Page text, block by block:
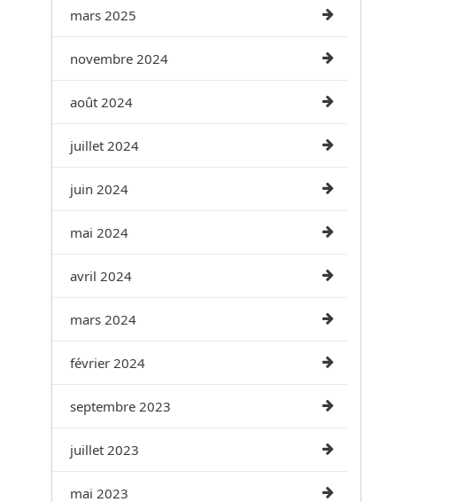
mars 2025
novembre 2024
août 2024
juillet 2024
juin 2024
mai 2024
avril 2024
mars 2024
février 2024
septembre 2023
juillet 2023
mai 2023